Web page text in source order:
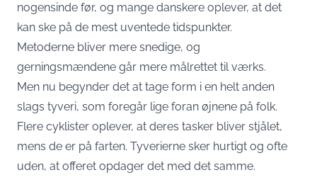
nogensinde før, og mange danskere oplever, at det
kan ske på de mest uventede tidspunkter.
Metoderne bliver mere snedige, og
gerningsmændene går mere målrettet til værks.
Men nu begynder det at tage form i en helt anden
slags tyveri, som foregår lige foran øjnene på folk.
Flere cyklister oplever, at deres tasker bliver stjålet,
mens de er på farten. Tyverierne sker hurtigt og ofte
uden, at offeret opdager det med det samme.